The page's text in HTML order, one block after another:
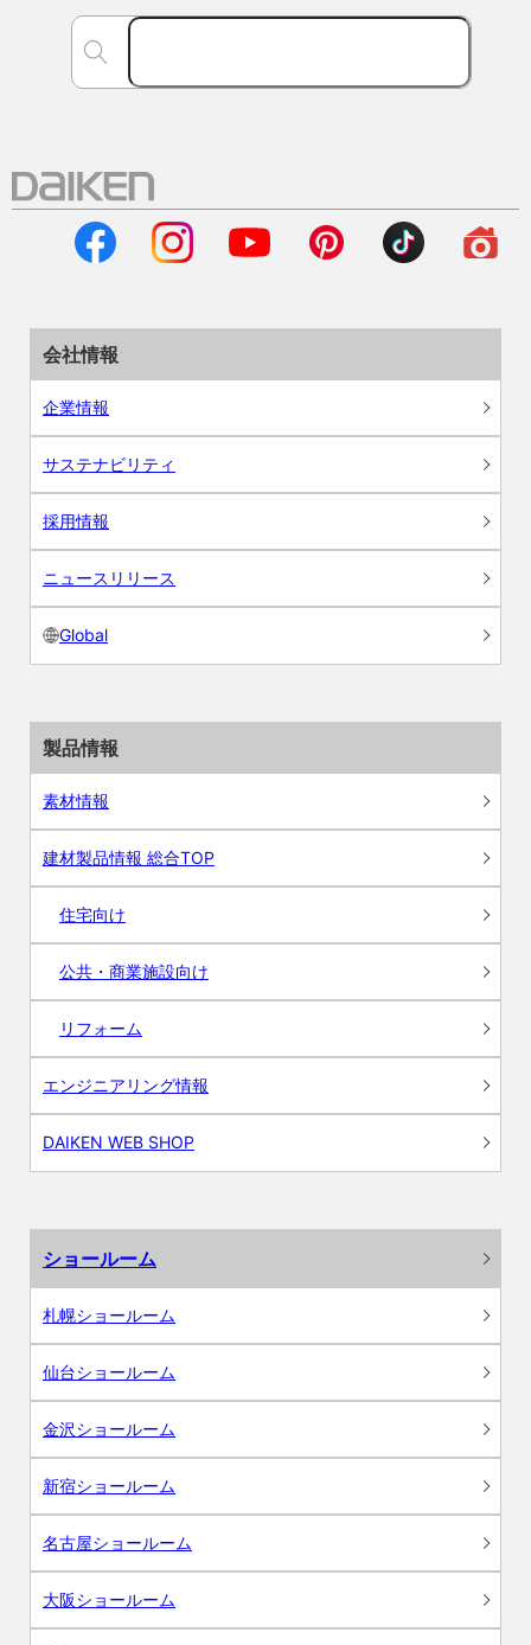
会社情報
企業情報
サステナビリティ
採用情報
ニュースリリース
Global
製品情報
素材情報
建材製品情報 総合TOP
住宅向け
公共・商業施設向け
リフォーム
エンジニアリング情報
DAIKEN WEB SHOP
ショールーム
札幌ショールーム
仙台ショールーム
金沢ショールーム
新宿ショールーム
名古屋ショールーム
大阪ショールーム